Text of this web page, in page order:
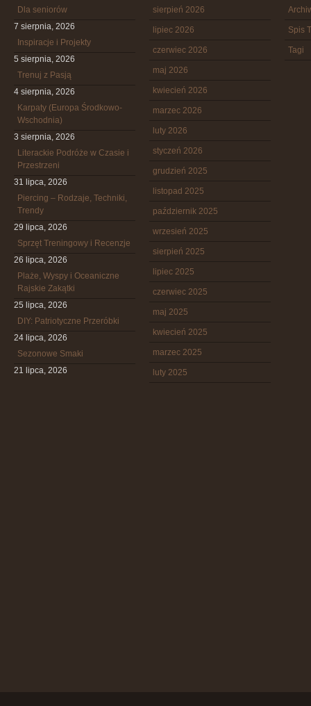
Dla seniorów
7 sierpnia, 2026
Inspiracje i Projekty
5 sierpnia, 2026
Trenuj z Pasją
4 sierpnia, 2026
Karpaty (Europa Środkowo-
Wschodnia)
3 sierpnia, 2026
Literackie Podróże w Czasie i
Przestrzeni
31 lipca, 2026
Piercing – Rodzaje, Techniki,
Trendy
29 lipca, 2026
Sprzęt Treningowy i Recenzje
26 lipca, 2026
Plaże, Wyspy i Oceaniczne
Rajskie Zakątki
25 lipca, 2026
DIY: Patriotyczne Przeróbki
24 lipca, 2026
Sezonowe Smaki
21 lipca, 2026
sierpień 2026
lipiec 2026
czerwiec 2026
maj 2026
kwiecień 2026
marzec 2026
luty 2026
styczeń 2026
grudzień 2025
listopad 2025
październik 2025
wrzesień 2025
sierpień 2025
lipiec 2025
czerwiec 2025
maj 2025
kwiecień 2025
marzec 2025
luty 2025
Spis
Tagi